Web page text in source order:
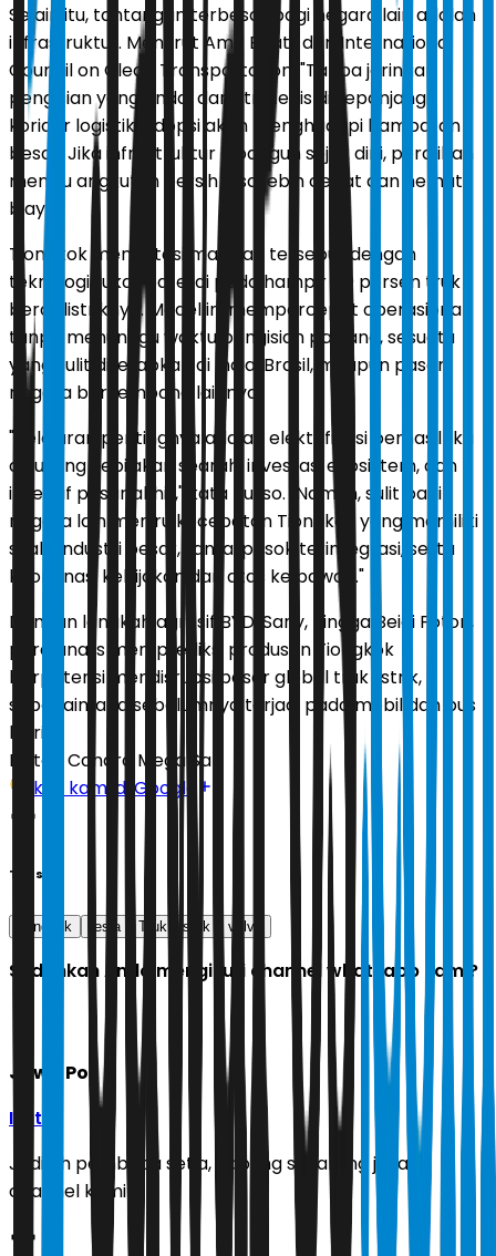
Selain itu, tantangan terbesar bagi negara lain adalah
infrastruktur. Menurut Amit Bhatt dari International
Council on Clean Transportation, "Tanpa jaringan
pengisian yang andal dan strategis di sepanjang
koridor logistik, adopsi akan menghadapi hambatan
besar. Jika infrastruktur dibangun sejak dini, peralihan
menuju angkutan bersih bisa lebih cepat dan hemat
biaya."
Tiongkok mengatasi masalah tersebut dengan
teknologi tukar baterai pada hampir 40 persen truk
berat listriknya. Model ini mempercepat operasional
tanpa menunggu waktu pengisian panjang, sesuatu
yang sulit diterapkan di India, Brasil, maupun pasar
negara berkembang lainnya.
"Pelajaran pentingnya adalah elektrifikasi berhasil jika
didukung kebijakan searah, investasi ekosistem, dan
insentif pasar akhir," kata Russo. "Namun, sulit bagi
negara lain meniru kecepatan Tiongkok yang memiliki
skala industri besar, rantai pasok terintegrasi, serta
koordinasi kebijakan dari atas ke bawah."
Dengan langkah agresif BYD, Sany, hingga Beiqi Foton,
para analis memprediksi produsen Tiongkok
berpotensi mendisrupsi pasar global truk listrik,
sebagaimana sebelumnya terjadi pada mobil dan bus
listrik.
Editor: Candra Mega Sari
Ikuti kami di Google
Tags
tiongkok tesla Truk Listrik volvo
Sudahkah Anda mengikuti channel whatsapp kami?
Jawa Pos
Ikuti
Jadilah pembaca setia, gabung sekarang juga di
channel kami!